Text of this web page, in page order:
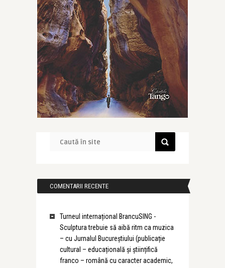
COMENTARII RECENTE
Turneul internațional BrancuSING -
Sculptura trebuie să aibă ritm ca muzica
– cu Jurnalul Bucureștiului (publicație
cultural – educațională și științifică
franco – română cu caracter academic,